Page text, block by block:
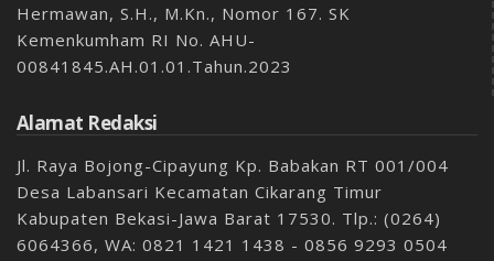
Hermawan, S.H., M.Kn., Nomor 167. SK
Kemenkumham RI No. AHU-
00841845.AH.01.01.Tahun.2023
Alamat Redaksi
Jl. Raya Bojong-Cipayung Kp. Babakan RT 001/004
Desa Labansari Kecamatan Cikarang Timur
Kabupaten Bekasi-Jawa Barat 17530. Tlp.: (0264)
6064366, WA: 0821 1421 1438 - 0856 9293 0504